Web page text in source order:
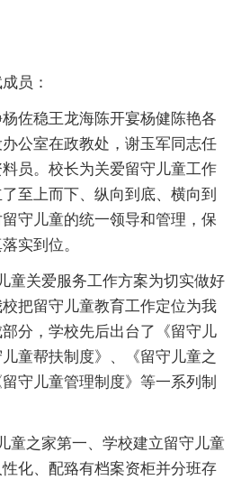
员：
稳王龙海陈开宴杨健陈艳各
公室在政教处，谢玉军同志任
员。校长为关爱留守儿童工作
至上而下、纵向到底、横向到
守儿童的统一领导和管理，保
实到位。
关爱服务工作方案为切实做好
把留守儿童教育工作定位为我
分，学校先后出台了《留守儿
童帮扶制度》、《留守儿童之
守儿童管理制度》等一系列制
之家第一、学校建立留守儿童
化、配臵有档案资柜并分班存